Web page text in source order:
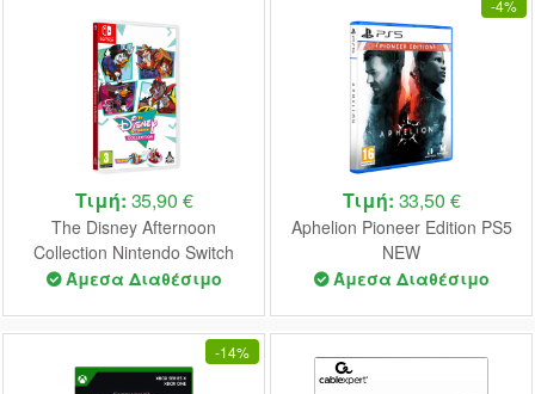
Τιμή: 35,90 €
The Disney Afternoon
Collection Nintendo Switch
NEW
Άμεσα Διαθέσιμο
-4%
Τιμή: 33,50 €
Aphelion Pioneer Edition PS5
NEW
Άμεσα Διαθέσιμο
-14%